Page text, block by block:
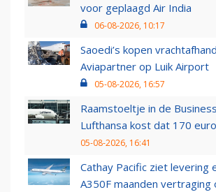
voor geplaagd Air India
06-08-2026, 10:17
Saoedi’s kopen
Aviapartner op Luik Airport
05-08-2026, 16:57
Raamstoeltje in de
Lufthansa kost dat 170
05-08-2026, 16:41
Cathay Pacific ziet levering
A350F maanden vertraging